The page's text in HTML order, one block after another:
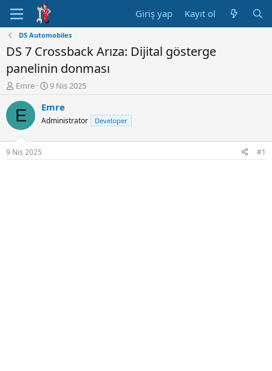
Giriş yap Kayıt ol
DS Automobiles
DS 7 Crossback Arıza: Dijital gösterge
panelinin donması
K
n
u
y
u
B
a
Emre
B
ş
l
n
ı
9 Nis 2025
E Emre
Administrator Developer
9 Nis 2025 #1